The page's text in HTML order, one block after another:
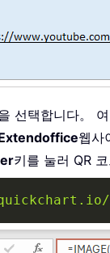
선택합니다。
웹사
키를 눌러 QR